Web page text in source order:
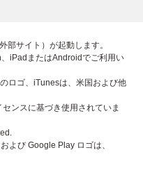
部サイト）が起動します。
iPadまたはAndroidでご利用い
ロゴ、iTunesは、米国および他
ンスに基づき使用されていま
よび Google Play ロゴは、